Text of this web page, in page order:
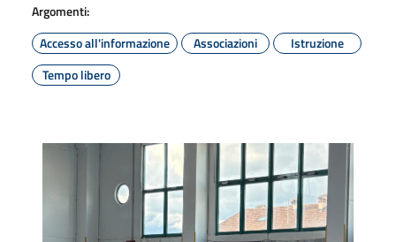
Argomenti:
Accesso all'informazione
Associazioni
Istruzione
Tempo libero